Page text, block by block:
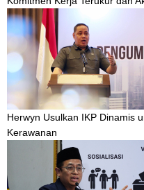
Herwyn Usulkan IKP Dinamis
Kerawanan